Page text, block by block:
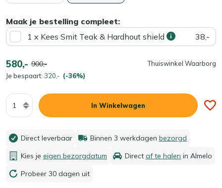
Maak je bestelling compleet:
1 x Kees Smit Teak & Hardhout shield
38,-
580,- 900,-
Je bespaart: 320,- (-36%)
Thuiswinkel Waarborg
Aantal
In Winkelwagen
Direct leverbaar Binnen 3 werkdagen bezorgd
Kies je eigen bezorgdatum Direct af te halen in Almelo
Probeer 30 dagen uit